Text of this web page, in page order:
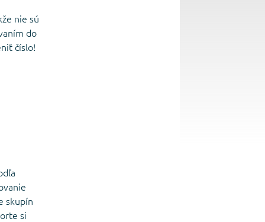
nie sú
do
číslo!
skupín
si